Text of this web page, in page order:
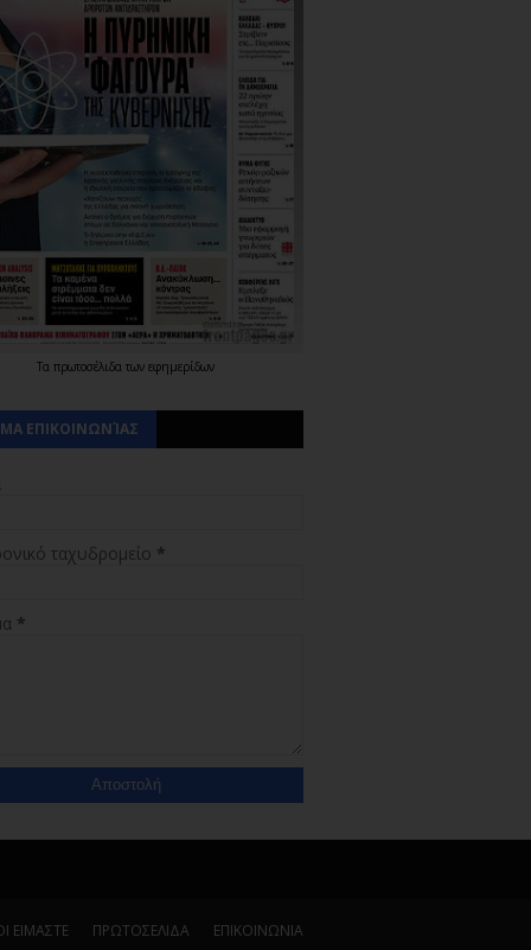
Τα πρωτοσέλιδα των εφημερίδων
ΕΠΙΚΟΙΝΩΝΊΑΣ
ταχυδρομείο *
*
ΕΙΜΑΣΤΕ ΠΡΩΤΟΣΕΛΙΔΑ ΕΠΙΚΟΙΝΩΝΙΑ